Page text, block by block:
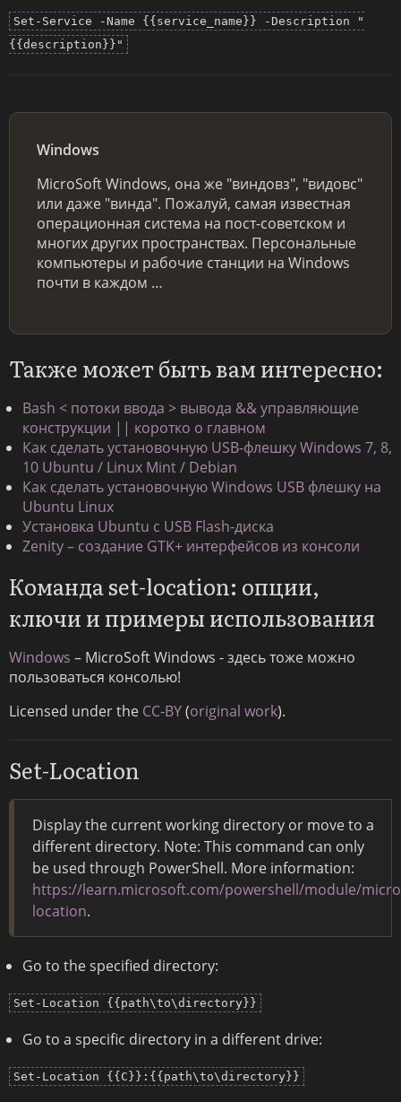
Set-Service -Name {{service_name}} -Description "
{{description}}"
Windows
MicroSoft Windows, она же "виндовз", "видовс"
или даже "винда". Пожалуй, самая известная
операционная система на пост-советском и
многих других пространствах. Персональные
компьютеры и рабочие станции на Windows
почти в каждом …
Также может быть вам интересно:
Bash < потоки ввода > вывода && управляющие
конструкции || коротко о главном
Как сделать установочную USB-флешку Windows 7, 8,
10 Ubuntu / Linux Mint / Debian
Как сделать установочную Windows USB флешку на
Ubuntu Linux
Установка Ubuntu с USB Flash-диска
Zenity – создание GTK+ интерфейсов из консоли
Команда set-location: опции,
ключи и примеры использования
Windows – MicroSoft Windows - здесь тоже можно
пользоваться консолью!
Licensed under the CC-BY(original work).
Set-Location
Display the current working directory or move to a
different directory. Note: This command can only
be used through PowerShell. More information:
https://learn.microsoft.com/powershell/module/
location.
Go to the specified directory:
Set-Location {{path\to\directory}}
Go to a specific directory in a different drive:
Set-Location {{C}}:{{path\to\directory}}